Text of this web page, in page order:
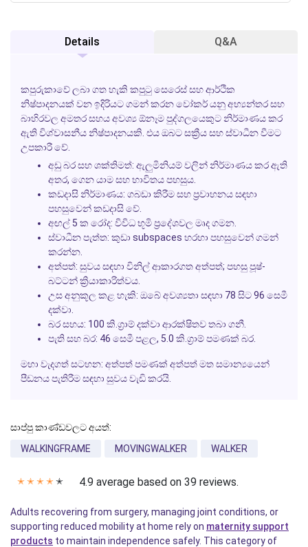
Details Q&A
කපුරුකාවේලබා ගත හැකි කපුටු සෙරෙස්සහආර්ථික
නිෂ්පාදනයක් වනඉදිරියට ගමන් කරන වෝකර්යනු අභ්‍යන්තර සහ
බාහිරවල අමතර සහය අවශ්‍ය ඕනෑම පුද්ගලයෙකුට නිර්මාණය කර
ඇති විශ්වාසනීය නිෂ්පාදනයකි. එය ඔබට සක්‍රීය සහ ස්වාධීන වීමට
උපකාරී වේ.
අඩු බර සහ ශක්තිමත්: ඇලුමිනියම් වලින් නිර්මාණය කර ඇති
අතර, ගෙන යාම සහ භාවිතය පහසුය.
කඩදාසි නිර්මාණය: ගබඩා කිරීම සහ ප්‍රවාහනය සඳහා
පහසුවෙන් කඩදාසි වේ.
අඟල් 5 ක රෝද: විවිධ භූමි ප්‍රදේශවල මෘද ගමන.
ස්වාධීන පැත්ත: කුඩා subspaces හරහා පහසුවෙන් ගමන්
කරන්න.
අත්පත්: සුවය සඳහා විනිල් ආකාරගත අත්පත්; පහසු පූෂ්-
බට්ටන් ක්‍රියාකාරිත්වය.
උස අනුකූල කළ හැකි: ඔබේ අවශ්‍යතා සඳහා 78 සිට 96 සෙමී
දක්වා.
බර සහය: 100 කි.ග්‍රාම් දක්වා ආරක්ෂිතව තබා ගනී.
පැති සහ බර: 46 සෙමී පළල, 5.0 කි.ග්‍රාම් පමණක් බර.
මහා වැදගත් සටහන: අත්පත් පමණක් අත්පත් මත සමාන්‍යයෙන්
පීඩනය පැතිරීම සඳහා සුවය වැඩි කරයි.
සාප්පු කාණ්ඩවලට අයත්:
WALKINGFRAME
MOVINGWALKER WALKER
✭ ✭ ✭ ✭ ✭ 4.9 average based on 39 reviews.
Adults recovering from surgery, managing joint conditions, or
supporting reduced mobility at home rely on maternity support
products to maintain independence safely. This category of